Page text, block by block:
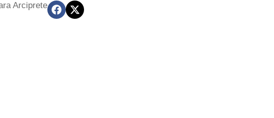
Arciprete